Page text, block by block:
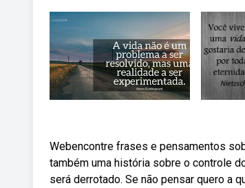
Webencontre frases e pensamentos
também uma história sobre o controle
será derrotado. Se não pensar quero a